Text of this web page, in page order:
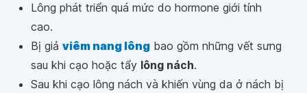
Lông phát triển quá mức do hormone giới tính
cao.
Bị giả viêm nang lông bao gồm những vết sưng
sau khi cạo hoặc tẩy lông nách.
Sau khi cạo lông nách và khiến vùng da ở nách bị